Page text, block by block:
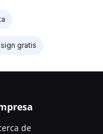
gratis
de